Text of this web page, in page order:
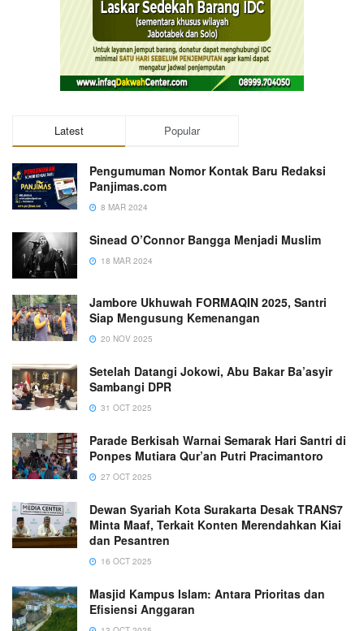
Latest Popular
Pengumuman Nomor Kontak Baru Redaksi
Panjimas.com
8 MAR 2024
Sinead O’Connor Bangga Menjadi Muslim
18 MAR 2024
Jambore Ukhuwah FORMAQIN 2025, Santri
Siap Mengusung Kemenangan
20 NOV 2025
Setelah Datangi Jokowi, Abu Bakar Ba’asyir
Sambangi DPR
31 OCT 2025
Parade Berkisah Warnai Semarak Hari Santri di
Ponpes Mutiara Qur’an Putri Pracimantoro
27 OCT 2025
Dewan Syariah Kota Surakarta Desak TRANS7
Minta Maaf, Terkait Konten Merendahkan Kiai
dan Pesantren
16 OCT 2025
Masjid Kampus Islam: Antara Prioritas dan
Efisiensi Anggaran